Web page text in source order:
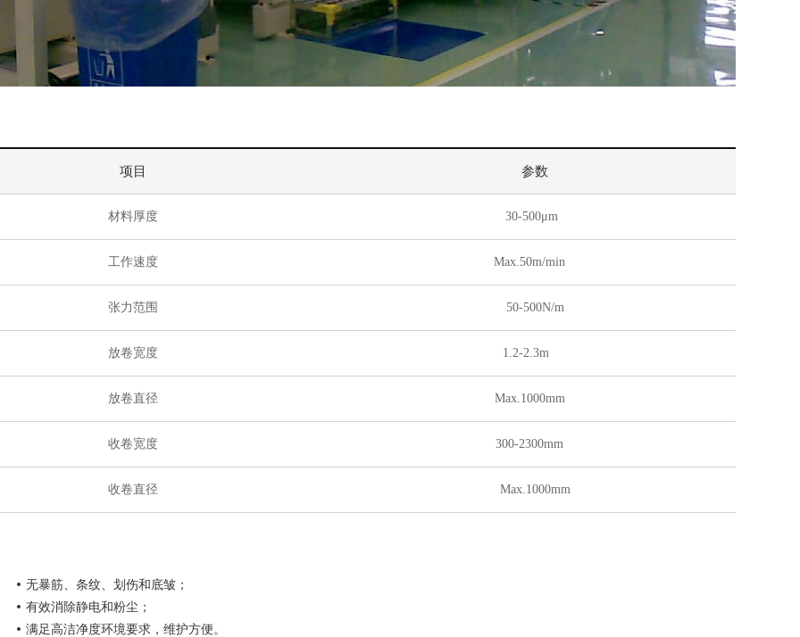
项目 参数
材料厚度 30-500μm
工作速度 Max.50m/min
张力范围 50-500N/m
放卷宽度 1.2-2.3m
放卷直径 Max.1000mm
收卷宽度 300-2300mm
收卷直径 Max.1000mm
无暴筋、条纹、划伤和底皱；
有效消除静电和粉尘；
满足高洁净度环境要求，维护方便。